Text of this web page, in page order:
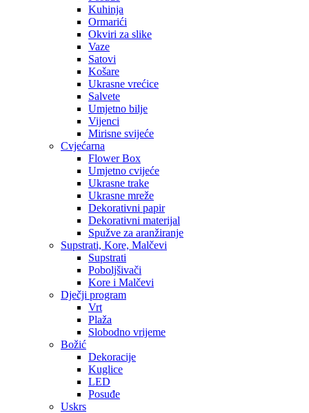
Kuhinja
Ormarići
Okviri za slike
Vaze
Satovi
Košare
Ukrasne vrećice
Salvete
Umjetno bilje
Vijenci
Mirisne svijeće
Cvjećarna
Flower Box
Umjetno cvijeće
Ukrasne trake
Ukrasne mreže
Dekorativni papir
Dekorativni materijal
Spužve za aranžiranje
Supstrati, Kore, Malčevi
Supstrati
Poboljšivači
Kore i Malčevi
Dječji program
Vrt
Plaža
Slobodno vrijeme
Božić
Dekoracije
Kuglice
LED
Posuđe
Uskrs